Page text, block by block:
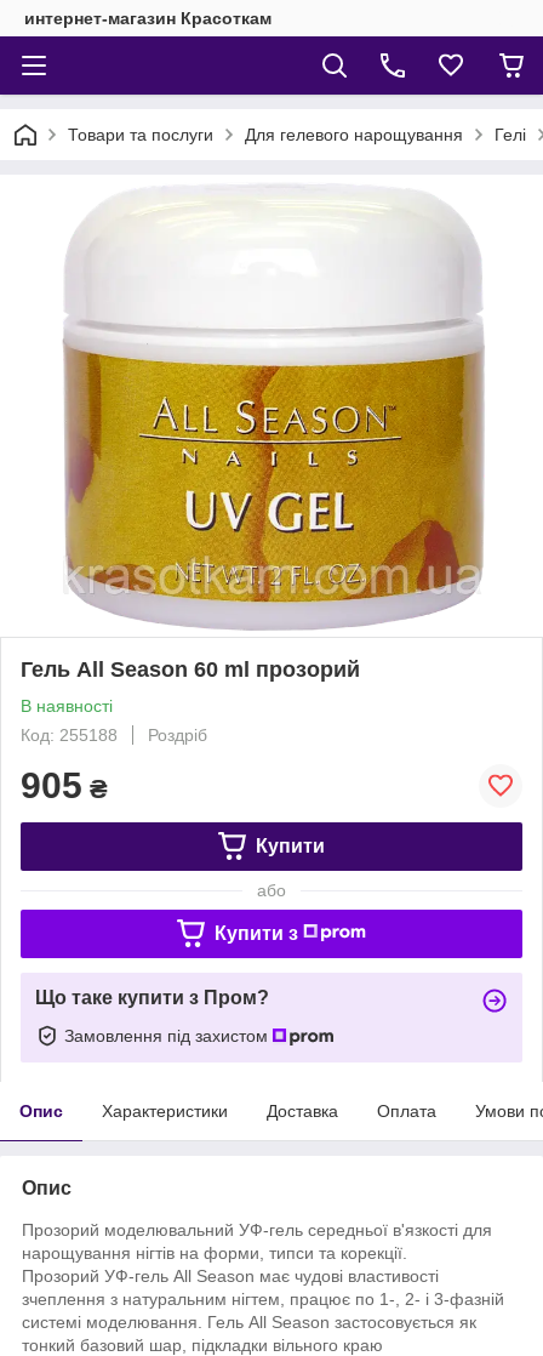
интернет-магазин Красоткам
Товари та послуги Для гелевого нарощування Гелі
Гель All Season 60 ml прозорий
В наявності
Код: 255188
Роздріб
905 ₴
Купити
або
Купити з
Що таке купити з Пром?
Замовлення під захистом
Опис Характеристики Доставка Оплата Умови
Опис
Прозорий моделювальний УФ-гель середньої в'язкості для
нарощування нігтів на форми, типси та корекції.
Прозорий УФ-гель All Season має чудові властивості
зчеплення з натуральним нігтем, працює по 1-, 2- і 3-фазній
системі моделювання. Гель All Season застосовується як
тонкий базовий шар, підкладки вільного краю